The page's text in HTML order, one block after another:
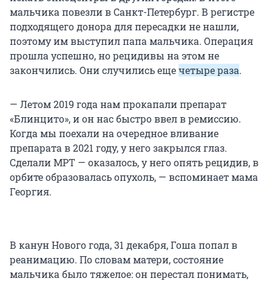
мальчика повезли в Санкт-Петербург. В регистре
подходящего донора для пересадки не нашли,
поэтому им выступил папа мальчика. Операция
прошла успешно, но рецидивы на этом не
закончились. Они случились ещечетыре раза.
— Летом 2019 года нам прокапали препарат
«Блинцито», и он нас быстро ввел в ремиссию.
Когда мы поехали на очередное вливание
препарата в 2021 году, у него закрылся глаз.
Сделали МРТ — оказалось, у него опять рецидив, в
орбите образовалась опухоль, — вспоминает мама
Георгия.
В канун Нового года, 31 декабря, Гоша попал в
реанимацию. По словам матери, состояние
мальчика было тяжелое: он перестал понимать,